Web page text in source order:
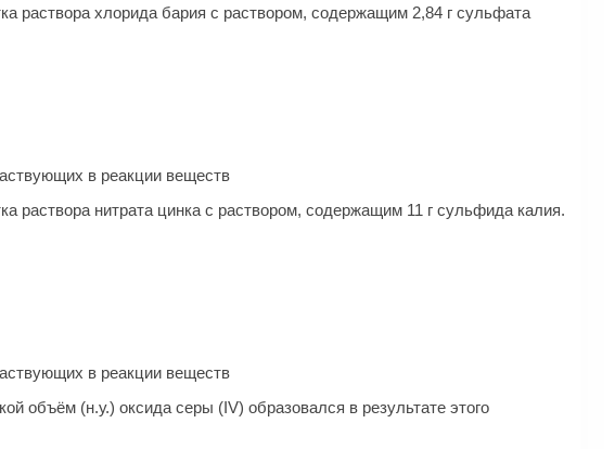
раствора хлорида бария с раствором, содержащим 2,84 г сульфата
в ре­ак­ции веществ
раствора нитрата цинка с раствором, содержащим 11 г сульфида калия.
в ре­ак­ции веществ
объём (н.у.) оксида серы (IV) образовался в результате этого